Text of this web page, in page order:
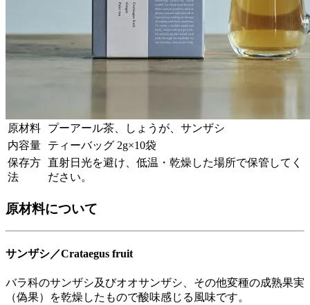
原材料
プーアール茶、しょうが、サンザシ
内容量
ティーバッグ 2g×10袋
保存方
法
直射日光を避け、低温・乾燥した場所で保管してく
ださい。
原材料について
サンザシ／Crataegus fruit
バラ科のサンザシ及びオオサンザシ、その他変種の成熟果実
（偽果）を乾燥したもので酸味感じる風味です。